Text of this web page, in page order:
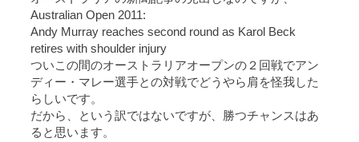
Australian Open 2011:
Andy Murray reaches second round as Karol Beck
retires with shoulder injury
ついこの間のオーストラリアオープンの２回戦でアン
ディー・マレー選手との対戦でどうやら肩を怪我した
らしいです。
だから、という訳ではないですが、勝つチャンスはあ
ると思います。